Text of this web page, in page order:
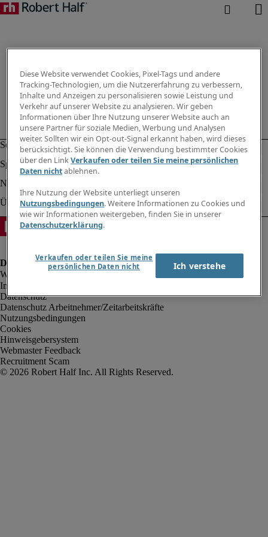
Impressum
Datenschutz
Datenschutz Arbeitnehmer/Zeitarbeitskräfte
Nutzungsbedingungen
Cookies
Hinweisgebersystem
Webmaster Feedback
Recruitment Scam
Diese Website verwendet Cookies, Pixel-Tags und andere
Tracking-Technologien, um die Nutzererfahrung zu verbessern,
Inhalte und Anzeigen zu personalisieren sowie Leistung und
Verkehr auf unserer Website zu analysieren. Wir geben
Informationen über Ihre Nutzung unserer Website auch an
unsere Partner für soziale Medien, Werbung und Analysen
weiter. Sollten wir ein Opt-out-Signal erkannt haben, wird dieses
berücksichtigt. Sie können die Verwendung bestimmter Cookies
über den LinkVerkaufen oder teilen Sie meine persönlichen
Daten nichtablehnen.
Ihre Nutzung der Website unterliegt unseren
Nutzungsbedingungen. Weitere Informationen zu Cookies und
wie wir Informationen weitergeben, finden Sie in unserer
Datenschutzerklärung.
Verkaufen oder teilen Sie meine
persönlichen Daten nicht
Ich verstehe